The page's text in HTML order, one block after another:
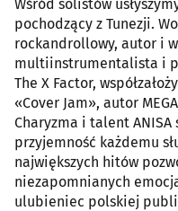
Wśród solistów
pochodzący z Tunezji.
rockandrollowy, autor i
multiinstrumentalista i
The X Factor,
«Cover Jam», autor
Charyzma i talent
przyjemność każdemu
największych hitów
niezapomnianych
ulubieniec polskiej